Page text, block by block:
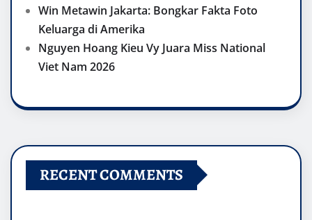
Win Metawin Jakarta: Bongkar Fakta Foto
Keluarga di Amerika
Nguyen Hoang Kieu Vy Juara Miss National
Viet Nam 2026
RECENT COMMENTS